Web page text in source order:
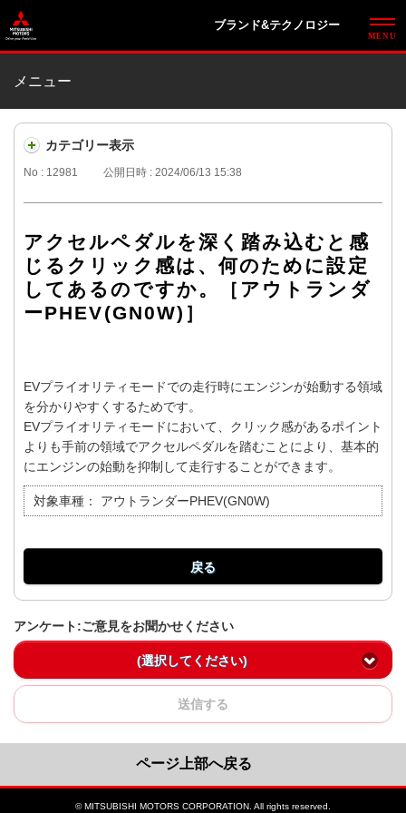
ブランド&テクノロジー
メニュー
カテゴリー表示
No : 12981 公開日時 : 2024/06/13 15:38
アクセルペダルを深く踏み込むと感
じるクリック感は、何のために設定
してあるのですか。［アウトランダ
ーPHEV(GN0W)］
EVプライオリティモードでの走行時にエンジンが始動する領域
を分かりやすくするためです。
EVプライオリティモードにおいて、クリック感があるポイント
よりも手前の領域でアクセルペダルを踏むことにより、基本的
にエンジンの始動を抑制して走行することができます。
対象車種： アウトランダーPHEV(GN0W)
戻る
アンケート:ご意見をお聞かせください
(選択してください)
送信する
ページ上部へ戻る
© MITSUBISHI MOTORS CORPORATION. All rights reserved.